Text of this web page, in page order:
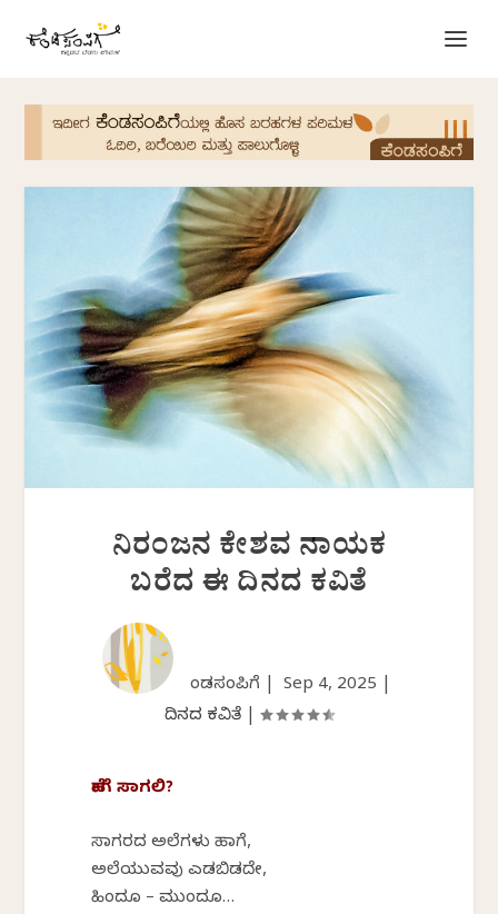
ನಿರಂಜನ ಕೇಶವ ನಾಯಕ
ಬರೆದ ಈ ದಿನದ ಕವಿತೆ
ಕೆಂಡಸಂಪಿಗೆ | Sep 4, 2025
ದಿನದ ಕವಿತೆ
ಹೇಗೆ ಸಾಗಲಿ?
ಸಾಗರದ ಅಲೆಗಳು ಹಾಗೆ,
ಅಲೆಯುವವು ಎಡಬಿಡದೇ,
ಹಿಂದೂ – ಮುಂದೂ…